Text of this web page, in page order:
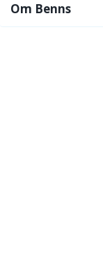
Om Benns